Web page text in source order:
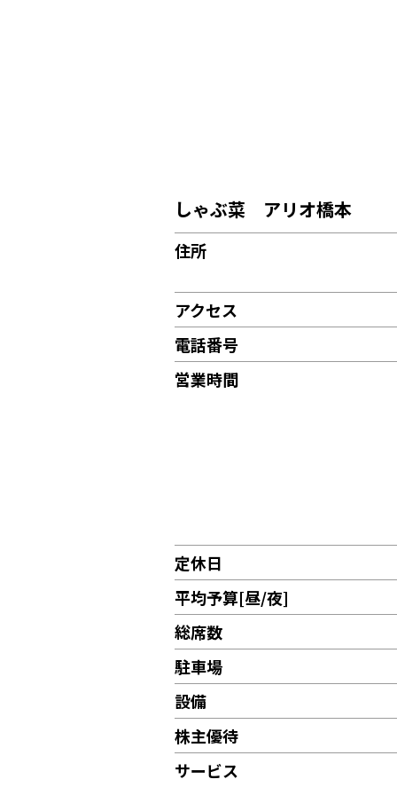
しゃぶ菜 アリオ橋本
住所
アクセス
電話番号
営業時間
定休日
平均予算[昼/夜]
総席数
駐車場
設備
株主優待
サービス